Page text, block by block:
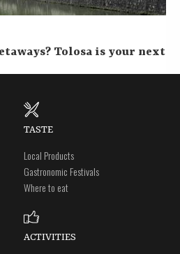
Tolosa is your next
TASTE
Local Products
Gastronomic Festivals
Where to eat
ACTIVITIES